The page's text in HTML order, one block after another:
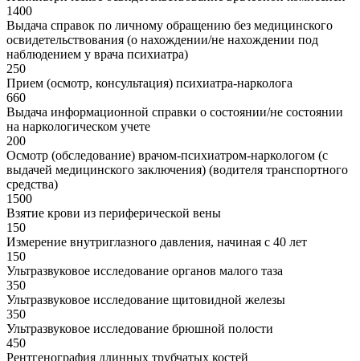
1400
Выдача справок по личному обращению без медицинского
освидетельствования (о нахождении/не нахождении под
наблюдением у врача психиатра)
250
Прием (осмотр, консультация) психиатра-нарколога
660
Выдача информационной справки о состоянии/не состоянии
на наркологическом учете
200
Осмотр (обследование) врачом-психиатром-наркологом (с
выдачей медицинского заключения) (водителя транспортного
средства)
1500
Взятие крови из периферической вены
150
Измерение внутриглазного давления, начиная с 40 лет
150
Ультразвуковое исследование органов малого таза
350
Ультразвуковое исследование щитовидной железы
350
Ультразвуковое исследование брюшной полости
450
Рентгенография длинных трубчатых костей